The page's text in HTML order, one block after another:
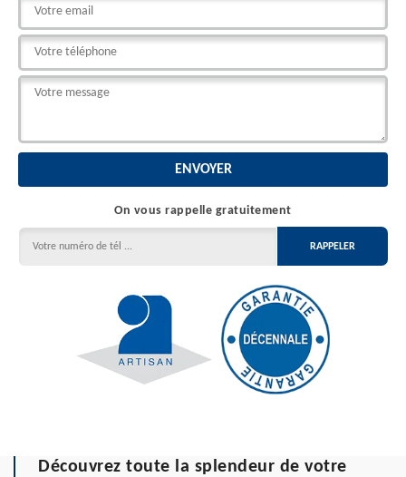
On vous rappelle gratuitement
Découvrez toute la splendeur de votre